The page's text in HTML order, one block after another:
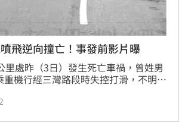
飛逆向撞亡！事發前影片曝
里處昨（3日）發生死亡車禍，曾姓男
機行經三灣路段時失控打滑，不明原
影片，他看到這起嚴重車禍後，不斷
因，仍待調查釐清。